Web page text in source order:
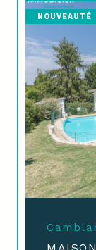
NOUVEAUTÉ